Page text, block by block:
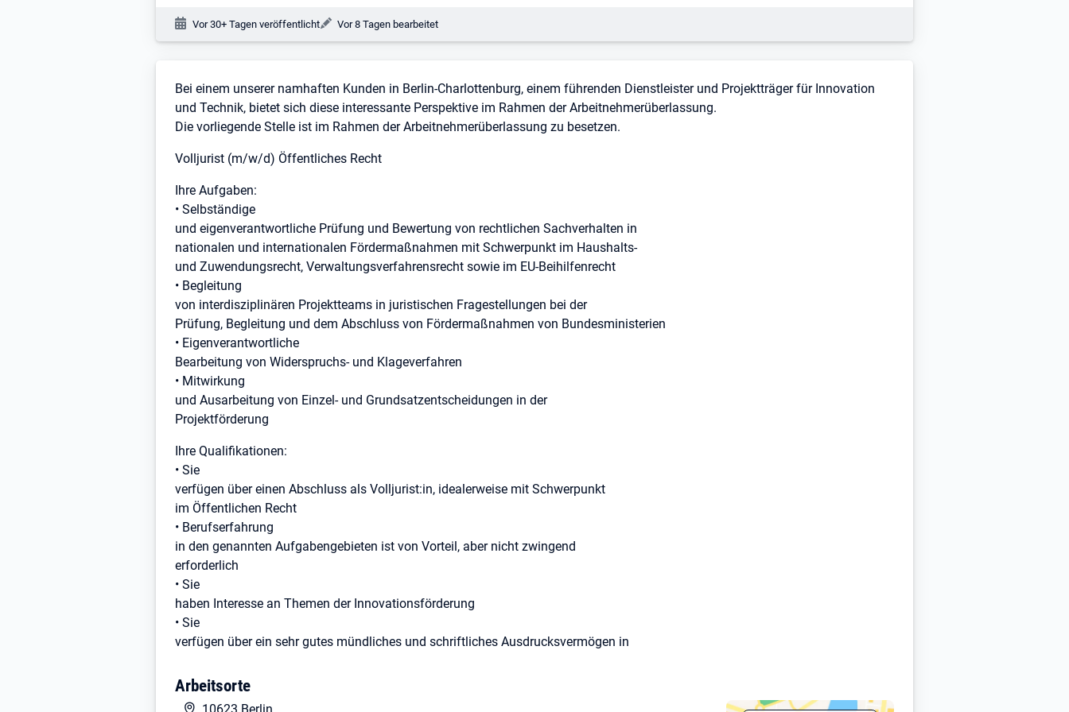
Veröffentlichungsdatum:
Vor 30+ Tagen veröffentlicht Änderungsdatum:
Vor 8 Tagen bearbeitet
Stellenbeschreibung
Bei einem unserer namhaften Kunden in Berlin-Charlottenburg, einem führenden Dienstleister und Projektträger für Innovation
und Technik, bietet sich diese interessante Perspektive im Rahmen der Arbeitnehmerüberlassung.
Die vorliegende Stelle ist im Rahmen der Arbeitnehmerüberlassung zu besetzen.
Volljurist (m/w/d) Öffentliches Recht
Ihre Aufgaben:
• Selbständige
und eigenverantwortliche Prüfung und Bewertung von rechtlichen Sachverhalten in
nationalen und internationalen Fördermaßnahmen mit Schwerpunkt im Haushalts-
und Zuwendungsrecht, Verwaltungsverfahrensrecht sowie im EU-Beihilfenrecht
• Begleitung
von interdisziplinären Projektteams in juristischen Fragestellungen bei der
Prüfung, Begleitung und dem Abschluss von Fördermaßnahmen von Bundesministerien
• Eigenverantwortliche
Bearbeitung von Widerspruchs- und Klageverfahren
• Mitwirkung
und Ausarbeitung von Einzel- und Grundsatzentscheidungen in der
Projektförderung
Ihre Qualifikationen:
• Sie
verfügen über einen Abschluss als Volljurist:in, idealerweise mit Schwerpunkt
im Öffentlichen Recht
• Berufserfahrung
in den genannten Aufgabengebieten ist von Vorteil, aber nicht zwingend
erforderlich
• Sie
haben Interesse an Themen der Innovationsförderung
• Sie
verfügen über ein sehr gutes mündliches und schriftliches Ausdrucksvermögen in
• Service-
und Dienstleistungsorientierung, Einsatzbereitschaft sowie Team- und
Arbeitsorte